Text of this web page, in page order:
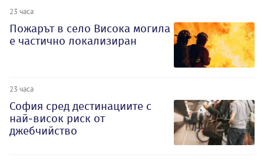
23 часа
Пожарът в село Висока могила
е частично локализиран
23 часа
София сред дестинациите с
най-висок риск от
джебчийство